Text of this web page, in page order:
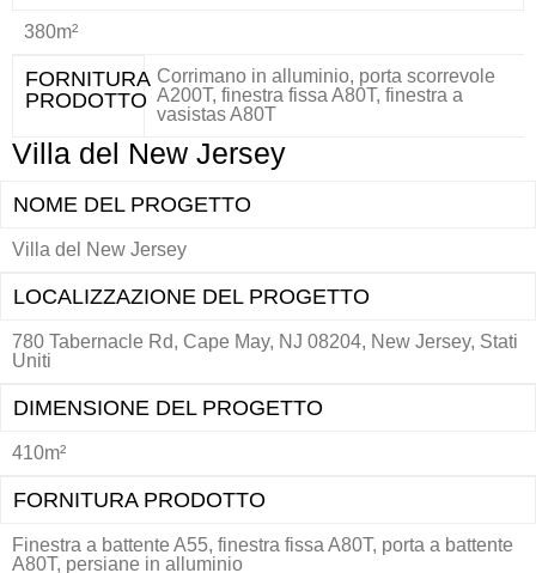
380m²
FORNITURA
PRODOTTO
Corrimano in alluminio, porta scorrevole
A200T, finestra fissa A80T, finestra a
vasistas A80T
Villa del New Jersey
NOME DEL PROGETTO
Villa del New Jersey
LOCALIZZAZIONE DEL PROGETTO
780 Tabernacle Rd, Cape May, NJ 08204, New Jersey, Stati
Uniti
DIMENSIONE DEL PROGETTO
410m²
FORNITURA PRODOTTO
Finestra a battente A55, finestra fissa A80T, porta a battente
A80T, persiane in alluminio